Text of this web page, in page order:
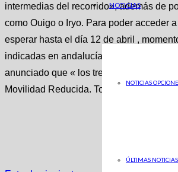
NOTICIAS
NOTICIAS
ÚLTIMAS
intermedias del recorrido», además de
como Ouigo o Iryo. Para poder acceder
esperar hasta el día 12 de abril ,
indicadas en andalucía. Habrá que
anunciado que « los trenes Avlo
Movilidad Reducida. Todas se pondrán